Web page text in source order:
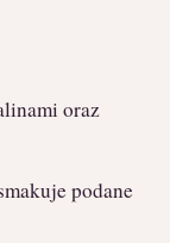
oraz
podane